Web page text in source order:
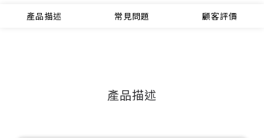
產品描述
常見問題 顧客評價
產品描述